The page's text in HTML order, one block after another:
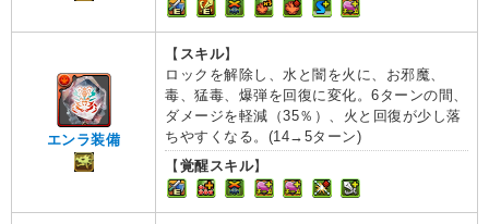
エンラ装備
【 スキル】
ロックを解除し、水と闇を火に、お邪魔、
毒、猛毒、爆弾を回復に変化。6ターンの間、
ダメージを軽減（35％）、火と回復が少し落
ちやすくなる。(14→5ターン)
【覚醒スキル】